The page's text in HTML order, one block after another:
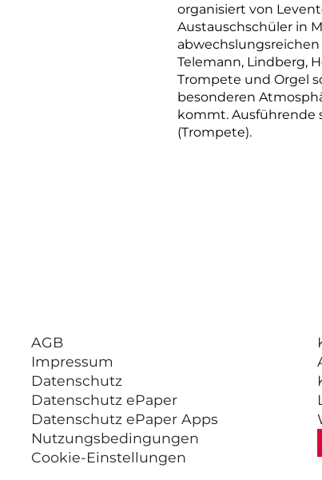
organisiert von
Austauschschüler in
Telemann, Lindberg,
Trompete und Orgel
besonderen
kommt. Ausführende
(Trompete).
AGB
Impressum
Datenschutz
Datenschutz ePaper
Datenschutz ePaper Apps
Nutzungsbedingungen
Cookie-Einstellungen